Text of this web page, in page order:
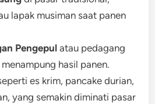
lapak musiman saat panen
Pengepul atau pedagang
hasil panen.
es krim, pancake durian,
yang semakin diminati pasar